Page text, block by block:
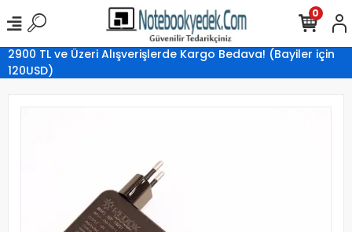
2900 TL ve Üzeri Alışverişlerde Kargo Bedava! (Bayiler için
120USD)
0